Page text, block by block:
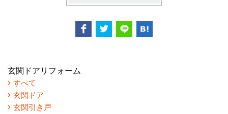
玄関ドアリフォーム
すべて
玄関ドア
玄関引き戸